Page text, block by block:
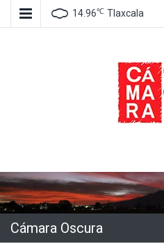
14.96℃ Tlaxcala
Cámara Oscura